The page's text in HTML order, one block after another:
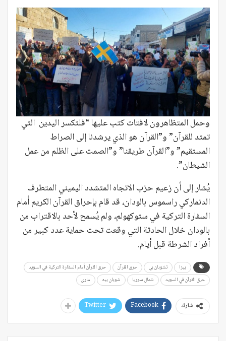
وحمل المتظاهرون لافتات كتب عليها “فلتكسر اليدين التي
تمتد للقرآن” و”القرآن هو الذي يرشدنا إلى الصراط
المستقيم” و”القرآن طريقنا” و”الصمت على الظلم من عمل
الشيطان”.
يُشار إلى أن زعيم حزب الاتجاه المتشدد اليميني المتطرف
الدنماركي راسموس بالودان، قد قام بإحراق القرآن الكريم أمام
السفارة التركية في ستوكهولم، ولم يُسمح لأحد بالاقتراب من
بالودان خلال الحادثة التي وقعت تحت حماية عدد كبير من
أفراد الشرطة قبل أيام.
بيزا تشوبان بي حرق القرآن
حرق القرآن أمام السفارة التركية في السويد
حرق القرآن في السويد
شمال سوريا شوبان بيه مارى
شارك Facebook
Twitter